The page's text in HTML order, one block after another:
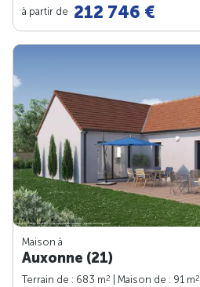
à partir de 212 746 €
Maison à
Auxonne (21)
Terrain de : 683 m2 | Maison de : 91 m2